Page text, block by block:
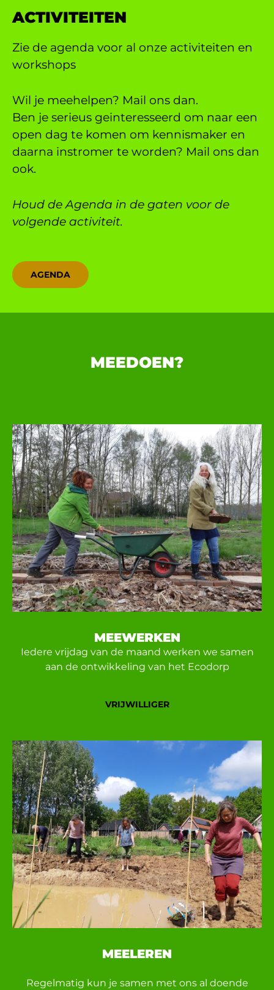
ACTIVITEITEN
Zie de agenda voor al onze activiteiten en
workshops
Wil je meehelpen? Mail ons dan.
Ben je serieus geinteresseerd om naar een
open dag te komen om kennismaker en
daarna instromer te worden? Mail ons dan
ook.
Houd de Agenda in de gaten voor de
volgende activiteit.
AGENDA
MEEDOEN?
MEEWERKEN
Iedere vrijdag van de maand werken we samen
aan de ontwikkeling van het Ecodorp
VRIJWILLIGER
MEELEREN
Regelmatig kun je samen met ons al doende